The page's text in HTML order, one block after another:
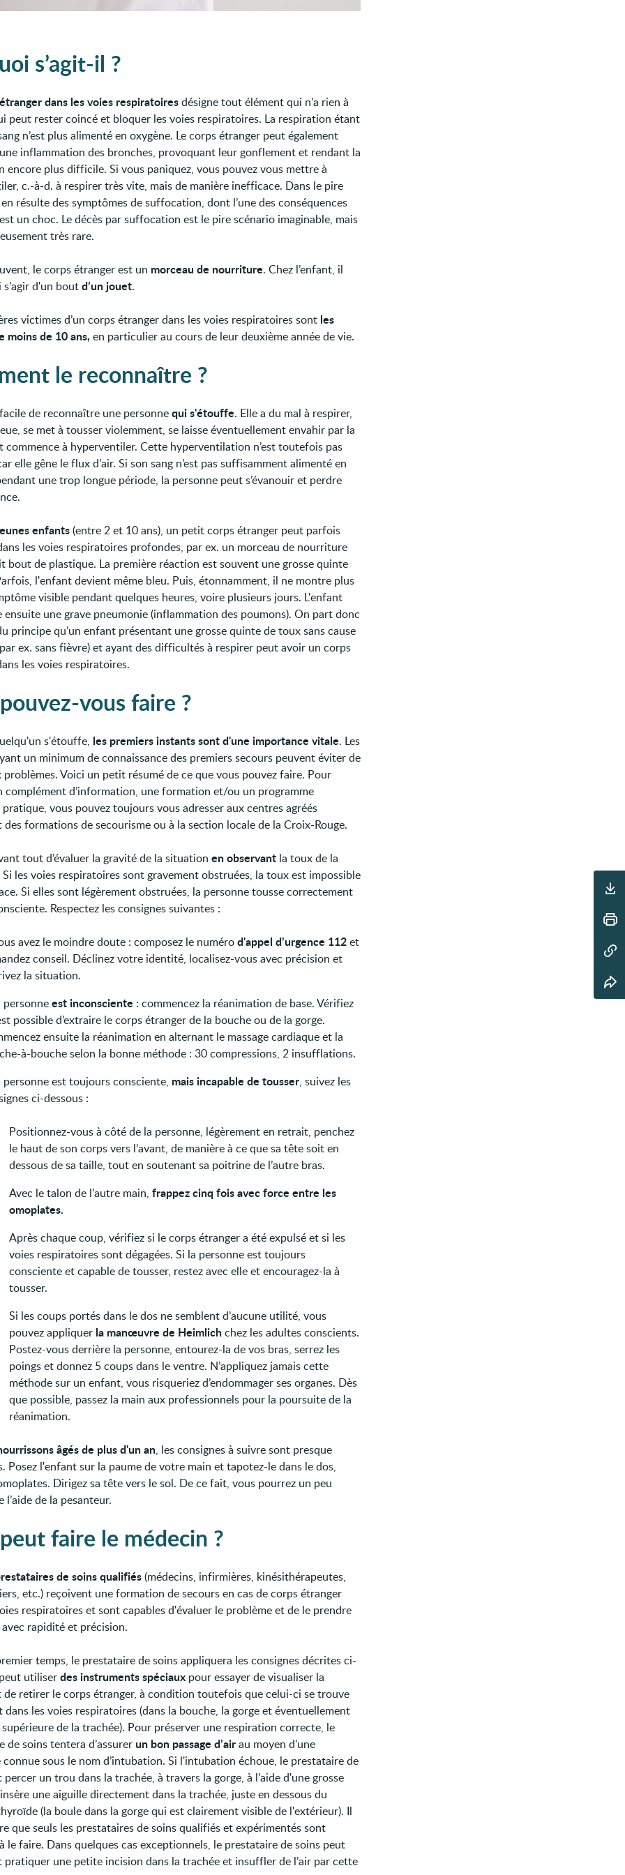
Outils
s’agit-il ?
dans les voies respiratoiresdésigne tout élément qui n’a rien à
peut rester coincé et bloquer les voies respiratoires. La respiration étant
n’est plus alimenté en oxygène. Le corps étranger peut également
inflammation des bronches, provoquant leur gonflement et rendant la
encore plus difficile. Si vous paniquez, vous pouvez vous mettre à
c.-à-d. à respirer très vite, mais de manière inefficace. Dans le pire
résulte des symptômes de suffocation, dont l’une des conséquences
un choc. Le décès par suffocation est le pire scénario imaginable, mais
très rare.
le corps étranger est un morceau de nourriture. Chez l’enfant, il
s'agir d'un boutd’un jouet.
victimes d’un corps étranger dans les voies respiratoires sont les
moins de 10 ans, en particulier au cours de leur deuxième année de vie.
le reconnaître ?
de reconnaître une personnequi s'étouffe. Elle a du mal à respirer,
se met à tousser violemment, se laisse éventuellement envahir par la
commence à hyperventiler. Cette hyperventilation n’est toutefois pas
elle gêne le flux d’air. Si son sang n’est pas suffisamment alimenté en
une trop longue période, la personne peut s’évanouir et perdre
enfants(entre 2 et 10 ans), un petit corps étranger peut parfois
les voies respiratoires profondes, par ex. un morceau de nourriture
bout de plastique. La première réaction est souvent une grosse quinte
l'enfant devient même bleu. Puis, étonnamment, il ne montre plus
visible pendant quelques heures, voire plusieurs jours. L'enfant
ensuite une grave pneumonie (inflammation des poumons). On part donc
principe qu’un enfant présentant une grosse quinte de toux sans cause
ex. sans fièvre) et ayant des difficultés à respirer peut avoir un corps
les voies respiratoires.
vous faire ?
s'étouffe, les premiers instants sont d'une importance vitale. Les
un minimum de connaissance des premiers secours peuvent éviter de
problèmes. Voici un petit résumé de ce que vous pouvez faire. Pour
complément d’information, une formation et/ou un programme
pratique, vous pouvez toujours vous adresser aux centres agréés
des formations de secourisme ou à la section locale de la Croix-Rouge.
tout d’évaluer la gravité de la situation en observant la toux de la
Si les voies respiratoires sont gravement obstruées, la toux est impossible
Si elles sont légèrement obstruées, la personne tousse correctement
Respectez les consignes suivantes :
avez le moindre doute : composez le numérod'appel d’urgence 112et
conseil. Déclinez votre identité, localisez-vous avec précision et
la situation.
personneest inconsciente : commencez la réanimation de base. Vérifiez
possible d’extraire le corps étranger de la bouche ou de la gorge.
ensuite la réanimation en alternant le massage cardiaque et la
à-bouche selon la bonne méthode : 30 compressions, 2 insufflations.
personne est toujours consciente, mais incapable de tousser, suivez les
ci-dessous :
Positionnez-vous à côté de la personne, légèrement en retrait, penchez
le haut de son corps vers l’avant, de manière à ce que sa tête soit en
dessous de sa taille, tout en soutenant sa poitrine de l’autre bras.
Avec le talon de l’autre main, frappez cinq fois avec force entre les
omoplates.
Après chaque coup, vérifiez si le corps étranger a été expulsé et si les
voies respiratoires sont dégagées. Si la personne est toujours
consciente et capable de tousser, restez avec elle et encouragez-la à
tousser.
Si les coups portés dans le dos ne semblent d’aucune utilité, vous
pouvez appliquer la manœuvre de Heimlichchez les adultes conscients.
Postez-vous derrière la personne, entourez-la de vos bras, serrez les
poings et donnez 5 coups dans le ventre. N’appliquez jamais cette
méthode sur un enfant, vous risqueriez d’endommager ses organes. Dès
que possible, passez la main aux professionnels pour la poursuite de la
réanimation.
âgés de plus d'un an, les consignes à suivre sont presque
Posez l'enfant sur la paume de votre main et tapotez-le dans le dos,
Dirigez sa tête vers le sol. De ce fait, vous pourrez un peu
de la pesanteur.
faire le médecin ?
de soins qualifiés(médecins, infirmières, kinésithérapeutes,
etc.) reçoivent une formation de secours en cas de corps étranger
respiratoires et sont capables d'évaluer le problème et de le prendre
rapidité et précision.
temps, le prestataire de soins appliquera les consignes décrites ci-
utiliserdes instruments spéciaux pour essayer de visualiser la
de retirer le corps étranger, à condition toutefois que celui-ci se trouve
dans les voies respiratoires (dans la bouche, la gorge et éventuellement
de la trachée). Pour préserver une respiration correcte, le
de soins tentera d’assurer un bon passage d’airau moyen d'une
sous le nom d’intubation. Si l'intubation échoue, le prestataire de
percer un trou dans la trachée, à travers la gorge, à l’aide d'une grosse
une aiguille directement dans la trachée, juste en dessous du
(la boule dans la gorge qui est clairement visible de l'extérieur). Il
que seuls les prestataires de soins qualifiés et expérimentés sont
le faire. Dans quelques cas exceptionnels, le prestataire de soins peut
pratiquer une petite incision dans la trachée et insuffler de l’air par cette